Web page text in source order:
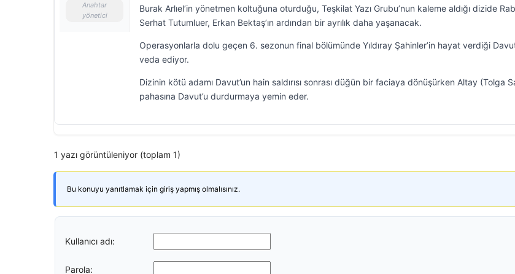
Anahtar
yönetici
Burak Arlıel’in yönetmen koltuğuna oturduğu, Teşkilat Yazı Grubu’nun kaleme aldığı dizide
Serhat Tutumluer, Erkan Bektaş’ın ardından bir ayrılık daha yaşanacak.
Operasyonlarla dolu geçen 6. sezonun final bölümünde Yıldıray Şahinler’in hayat verdiği
veda ediyor.
Dizinin kötü adamı Davut’un hain saldırısı sonrası düğün bir faciaya dönüşürken Altay (Tolga
pahasına Davut’u durdurmaya yemin eder.
1 yazı görüntüleniyor (toplam 1)
Bu konuyu yanıtlamak için giriş yapmış olmalısınız.
Kullanıcı adı:
Parola: